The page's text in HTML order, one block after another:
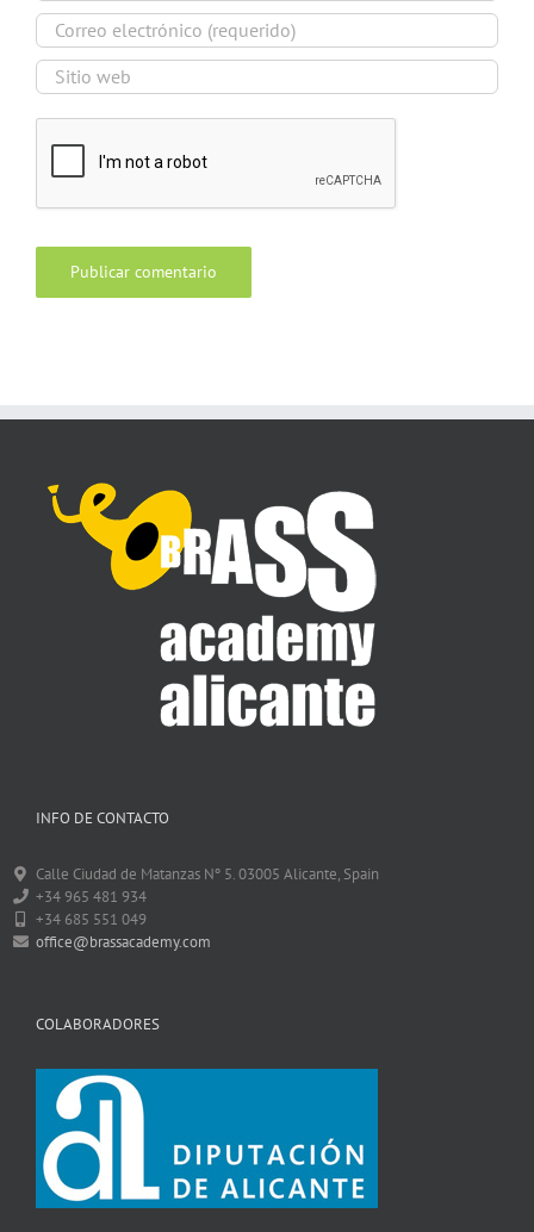
INFO DE CONTACTO
Calle Ciudad de Matanzas Nº 5. 03005 Alicante, Spain
+34 965 481 934
+34 685 551 049
office@brassacademy.com
COLABORADORES